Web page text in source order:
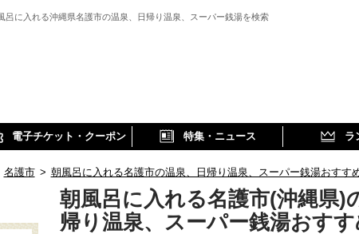
呂に入れる沖縄県名護市の温泉、日帰り温泉、スーパー銭湯を検索
電子チケット・クーポン 特集・ニュース ラ
名護市 > 朝風呂に入れる名護市の温泉、日帰り温泉、スーパー銭湯おすす
朝風呂に入れる名護市(沖縄県)
帰り温泉、スーパー銭湯おすす